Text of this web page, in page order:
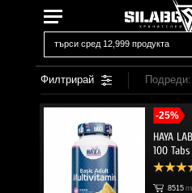
Филтрирай Подреди:
-25%
HAYA
100 Tabs
8515